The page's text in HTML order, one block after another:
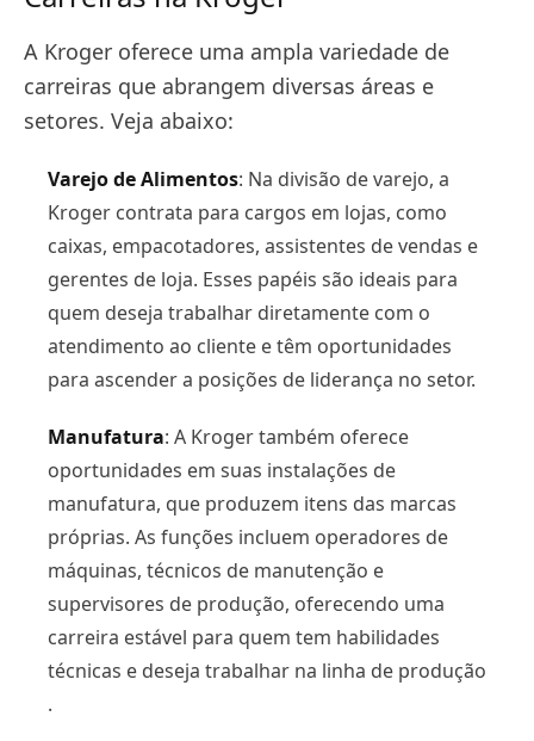
A Kroger oferece uma ampla variedade de
carreiras que abrangem diversas áreas e
setores. Veja abaixo:
Varejo de Alimentos: Na divisão de varejo, a
Kroger contrata para cargos em lojas, como
caixas, empacotadores, assistentes de vendas e
gerentes de loja. Esses papéis são ideais para
quem deseja trabalhar diretamente com o
atendimento ao cliente e têm oportunidades
para ascender a posições de liderança no setor​.
Manufatura: A Kroger também oferece
oportunidades em suas instalações de
manufatura, que produzem itens das marcas
próprias. As funções incluem operadores de
máquinas, técnicos de manutenção e
supervisores de produção, oferecendo uma
carreira estável para quem tem habilidades
técnicas e deseja trabalhar na linha de produção​
.